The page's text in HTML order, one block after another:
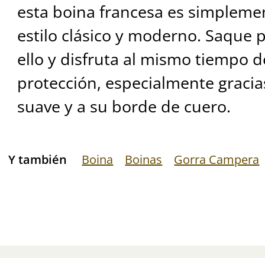
esta boina francesa es
estilo clásico y moderno. Saque
ello y disfruta al mismo tiempo
protección, especialmente
suave y a su borde de cuero.
Y también Boina Boinas Gorra Campera